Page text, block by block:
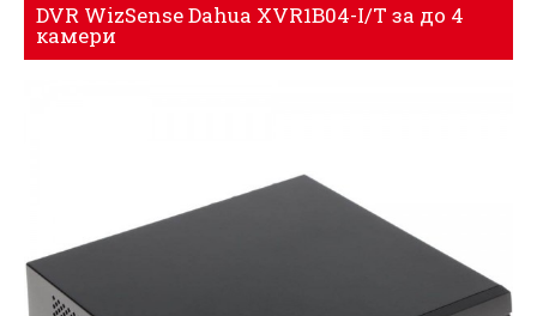
DVR WizSense Dahua XVR1B04-I/T за до 4
камери